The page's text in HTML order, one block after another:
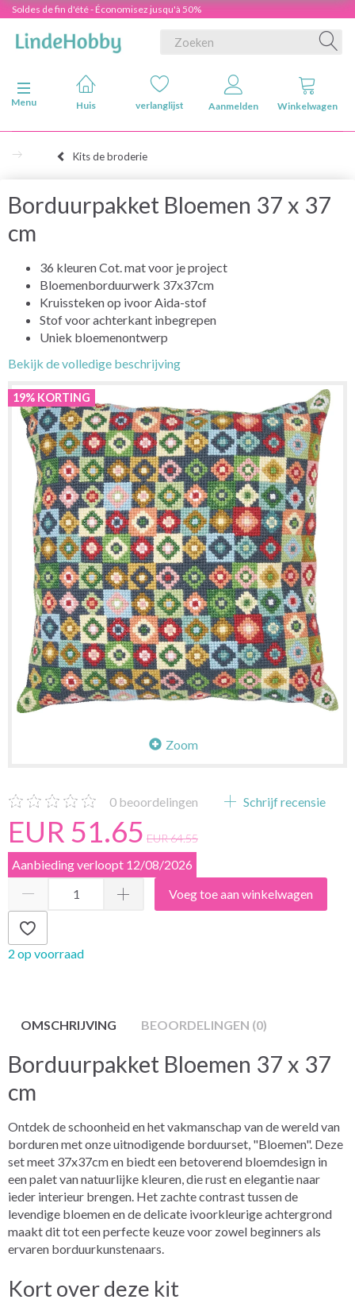
Soldes de fin d'été - Économisez jusqu'à 50%
Navigatie in-/uitschakelen
Menu
Huis verlanglijst Aanmelden Winkelwagen
Kits de broderie
Borduurpakket Bloemen 37 x 37
cm
36 kleuren Cot. mat voor je project
Bloemenborduurwerk 37x37cm
Kruissteken op ivoor Aida-stof
Stof voor achterkant inbegrepen
Uniek bloemenontwerp
Bekijk de volledige beschrijving
19% KORTING
Zoom
0 beoordelingen Schrijf recensie
EUR 51.65 EUR 64.55
Aanbieding verloopt 12/08/2026
Voeg toe aan winkelwagen
2 op voorraad
OMSCHRIJVING BEOORDELINGEN (0)
Borduurpakket Bloemen 37 x 37
cm
Ontdek de schoonheid en het vakmanschap van de wereld van
borduren met onze uitnodigende borduurset, "Bloemen". Deze
set meet 37x37cm en biedt een betoverend bloemdesign in
een palet van natuurlijke kleuren, die rust en elegantie naar
ieder interieur brengen. Het zachte contrast tussen de
levendige bloemen en de delicate ivoorkleurige achtergrond
maakt dit tot een perfecte keuze voor zowel beginners als
ervaren borduurkunstenaars.
Kort over deze kit